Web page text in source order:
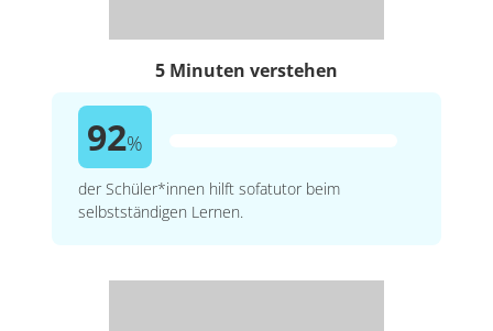
5 Minuten verstehen
92%
der Schüler*innen hilft sofatutor beim
selbstständigen Lernen.